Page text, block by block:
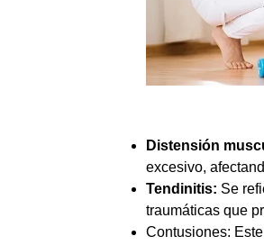
Distensión
excesivo,
Tendinitis: Se
traumáticas que
Contusiones: